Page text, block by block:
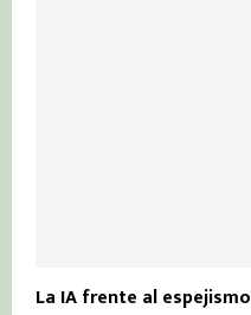
La IA frente al espejismo